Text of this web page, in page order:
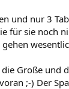
und nur 3
sie noch
Große
;-) Der